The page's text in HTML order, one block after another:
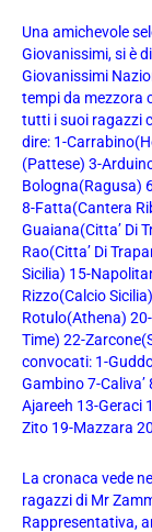
Una amichevole
Giovanissimi, si è
Giovanissimi
tempi da mezzora
tutti i suoi ragazzi
dire: 1-
(Pattese) 3-
Bologna(Ragusa)
8-Fatta(Cantera
Guaiana(Citta’ Di
Rao(Citta’ Di
Sicilia) 15-
Rizzo(Calcio
Rotulo(Athena)
Time) 22-
convocati: 1-
Gambino 7-
Ajareeh 13-Geraci
Zito 19-Mazzara
La cronaca vede
ragazzi di Mr
Rappresentativa,